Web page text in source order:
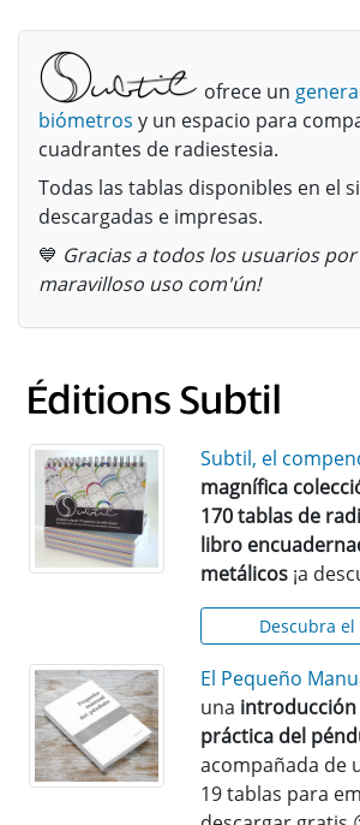
ofrece un
biómetros y un espacio para
cuadrantes de radiestesia.
Todas las tablas disponibles en el
descargadas e impresas.
💙 Gracias a todos los usuarios
maravilloso uso com'ún!
Subtil, el
magnífica
170 tablas de
libro
metálicos ¡a
Descubra
El Pequeño
una introducción
práctica del
acompañada de
19 tablas para